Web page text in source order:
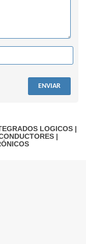
ENVIAR
LOGICOS |
|